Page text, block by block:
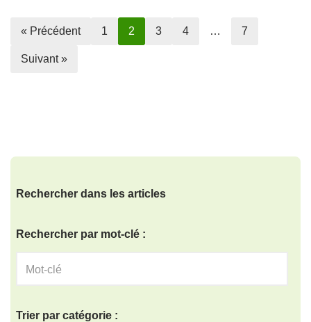
« Précédent 1 2 3 4 … 7
Suivant »
Rechercher dans les articles
Rechercher par mot-clé :
Trier par catégorie :